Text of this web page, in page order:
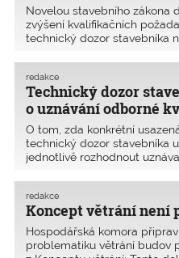
Novelou stavebního zákona
zvýšení kvalifikačních
technický dozor stavebníka
podnikatel jako zhotovitel.
Technický dozor
o uznávání odborné
redakce
O tom, zda konkrétní
technický dozor stavebníka
jednotlivě rozhodnout
ředitelku odboru stavebního
Koncept větrání není
redakce
Hospodářská komora
problematiku větrání budov